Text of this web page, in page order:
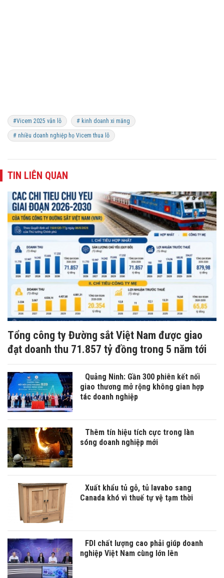
#Vicem 2025 vẫn lỗ # kinh doanh xi măng
# nhiều doanh nghiệp họ Vicem thua lỗ
TIN LIÊN QUAN
Tổng công ty Đường sắt Việt Nam được giao
đạt doanh thu 71.857 tỷ đồng trong 5 năm tới
Quảng Ninh: Gần 300 phiên kết nối
giao thương mở rộng không gian hợp
tác doanh nghiệp
Thêm tín hiệu tích cực trong làn
sóng doanh nghiệp mới
Xuất khẩu tủ gỗ, tủ lavabo sang
Canada khó vì thuế tự vệ tạm thời
FDI chất lượng cao phải giúp doanh
nghiệp Việt Nam cùng lớn lên